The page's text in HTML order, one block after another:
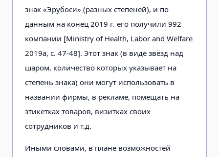
знак «Эрубоси» (разных степеней), и по
данным на конец 2019 г. его получили 992
компании [Ministry of Health, Labor and Welfare
2019a, c. 47-48]. Этот знак (в виде звёзд над
шаром, количество которых указывает на
степень знака) они могут использовать в
названии фирмы, в рекламе, помещать на
этикетках товаров, визитках своих
сотрудников и т.д.
Иными словами, в плане возможностей